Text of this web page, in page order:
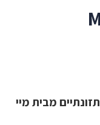
מבית מיי